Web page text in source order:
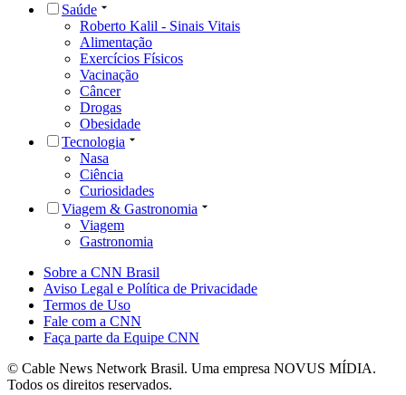
Saúde
Roberto Kalil - Sinais Vitais
Alimentação
Exercícios Físicos
Vacinação
Câncer
Drogas
Obesidade
Tecnologia
Nasa
Ciência
Curiosidades
Viagem & Gastronomia
Viagem
Gastronomia
Sobre a CNN Brasil
Aviso Legal e Política de Privacidade
Termos de Uso
Fale com a CNN
Faça parte da Equipe CNN
© Cable News Network Brasil. Uma empresa NOVUS MÍDIA.
Todos os direitos reservados.